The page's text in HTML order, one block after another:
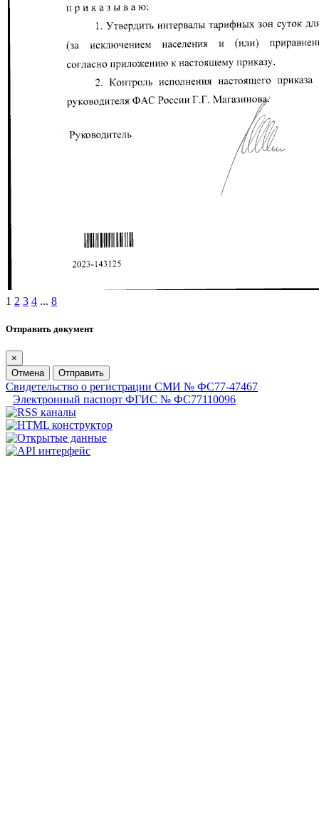
1 2 3 4 ... 8
Отправить документ
×
Отмена
Отправить
Свидетельство о регистрации СМИ № ФС77-47467
Электронный паспорт ФГИС № ФС77110096